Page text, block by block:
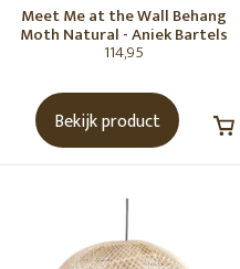
Meet Me at the Wall Behang
Moth Natural - Aniek Bartels
114,95
Bekijk product